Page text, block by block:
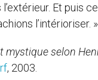
Et puis
l’intérioriser. »
selon
, 2003.